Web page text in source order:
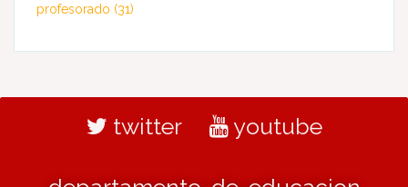
profesorado (31)
twitter youtube